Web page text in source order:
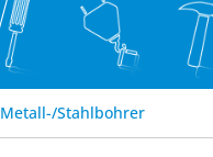
Metall-/Stahlbohrer